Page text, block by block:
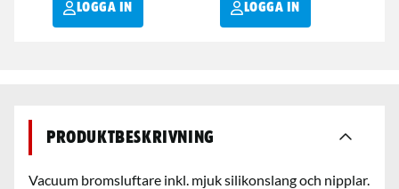
LOGGA IN LOGGA IN
Produktbeskrivning
Vacuum bromsluftare inkl. mjuk silikonslang och nipplar.